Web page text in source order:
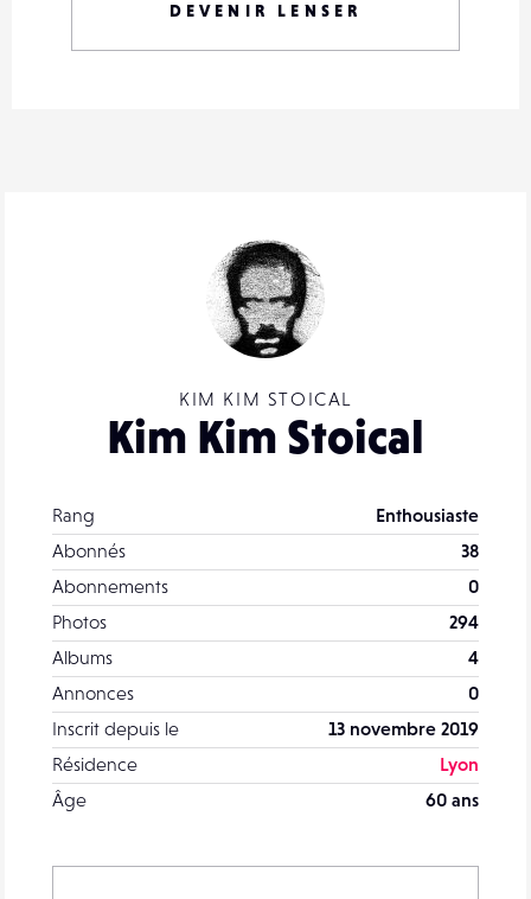
KIM KIM STOICAL
Kim Kim Stoical
Rang
Enthousiaste
Abonnés
38
Abonnements
0
Photos
294
Albums
4
Annonces
0
Inscrit depuis le
13 novembre 2019
Résidence
Lyon
Âge
60 ans
DEVENIR LENSER